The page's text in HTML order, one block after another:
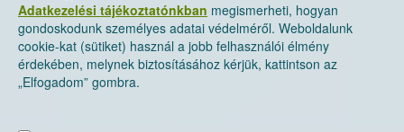
Adatkezelési tájékoztatónkban megismerheti, hogyan
gondoskodunk személyes adatai védelméről. Weboldalunk
cookie-kat (sütiket) használ a jobb felhasználói élmény
érdekében, melynek biztosításához kérjük, kattintson az
„Elfogadom” gombra.